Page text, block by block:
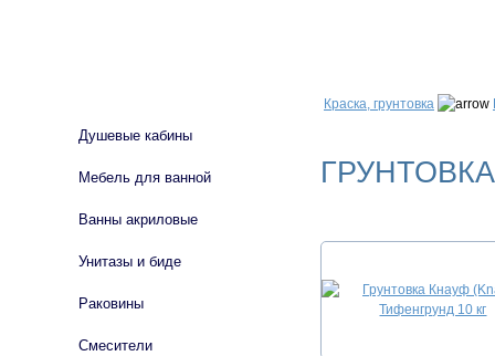
Краска, грунтовка
Душевые кабины
Мебель для ванной
Ванны акриловые
Унитазы и биде
Раковины
Смесители